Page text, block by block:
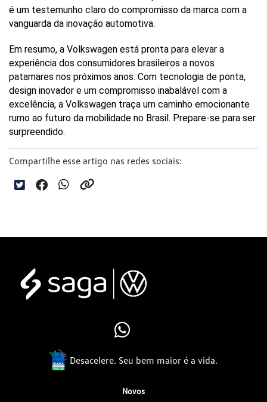
é um testemunho claro do compromisso da marca com a
vanguarda da inovação automotiva.
Em resumo, a Volkswagen está pronta para elevar a
experiência dos consumidores brasileiros a novos
patamares nos próximos anos. Com tecnologia de ponta,
design inovador e um compromisso inabalável com a
excelência, a Volkswagen traça um caminho emocionante
rumo ao futuro da mobilidade no Brasil. Prepare-se para ser
surpreendido.
Compartilhe esse artigo nas redes sociais:
Desacelere. Seu bem maior é a vida.
Novos